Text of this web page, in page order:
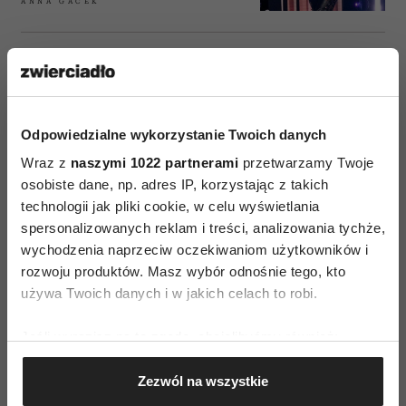
Odpowiedzialne wykorzystanie Twoich danych
Wraz z naszymi 1022 partnerami przetwarzamy Twoje
osobiste dane, np. adres IP, korzystając z takich
technologii jak pliki cookie, w celu wyświetlania
spersonalizowanych reklam i treści, analizowania tychże,
wychodzenia naprzeciw oczekiwaniom użytkowników i
rozwoju produktów. Masz wybór odnośnie tego, kto
używa Twoich danych i w jakich celach to robi.
Gromadzić dane dotyczące Twojej lokalizacji
geograficznej z dokładnością nawet do kilku metrów
Zezwól na wszystkie
ANNA GACEK
ANNA GACEK
MUZYKA
Taylor Swift celebruje ery. PJ
Harvey kreuje swoje od dawna